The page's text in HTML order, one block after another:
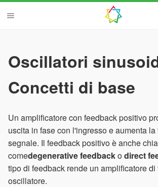
Oscillatori
Concetti di base
Un amplificatore con feedback positivo
uscita in fase con l'ingresso e aumenta la
segnale. Il feedback positivo è anche
comedegenerative feedbackodirect
tipo di feedback rende un amplificatore di
oscillatore.